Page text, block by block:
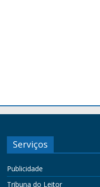
Serviços
Publicidade
Tribuna do Leitor